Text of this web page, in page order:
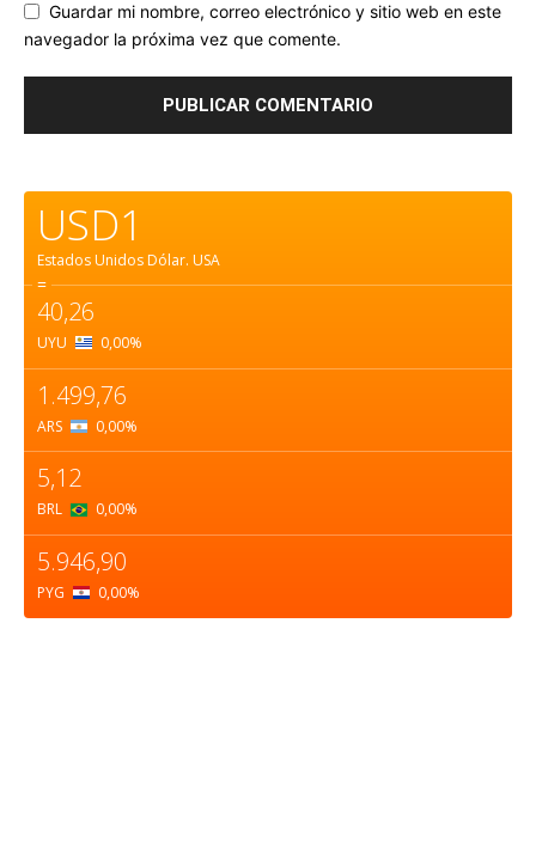
Guardar mi nombre, correo electrónico y sitio web en este
navegador la próxima vez que comente.
USD1
Estados Unidos Dólar. USA
=
40,26
UYU 0,00%
1.499,76
ARS 0,00%
5,12
BRL 0,00%
5.946,90
PYG 0,00%